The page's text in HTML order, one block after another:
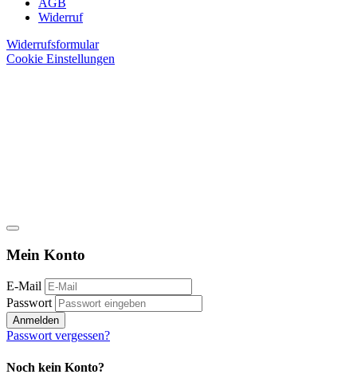
AGB
Widerruf
Widerrufsformular
Cookie Einstellungen
Mein Konto
E-Mail
Passwort
Anmelden
Passwort vergessen?
Noch kein Konto?